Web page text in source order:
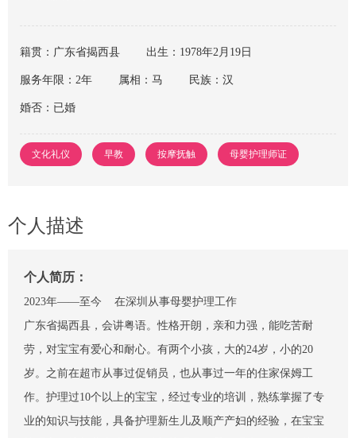
籍贯：广东省揭西县 出生：1978年2月19日
服务年限：2年 属相：马 民族：汉
婚否：已婚
文化礼仪 早教 按摩抚触 母婴护理师证
个人描述
个人简历：
2023年——至今 在深圳从事母婴护理工作
广东省揭西县，会讲粤语。性格开朗，亲和力强，能吃苦耐
劳，对宝宝有爱心和耐心。有两个小孩，大的24岁，小的20
岁。之前在超市从事过促销员，也从事过一年的住家保姆工
作。 护理过10个以上的宝宝， 经过专业的培训
，熟练掌握了专
业的知识与技能 ，具备护理新生儿及顺产产妇的经验，在宝宝